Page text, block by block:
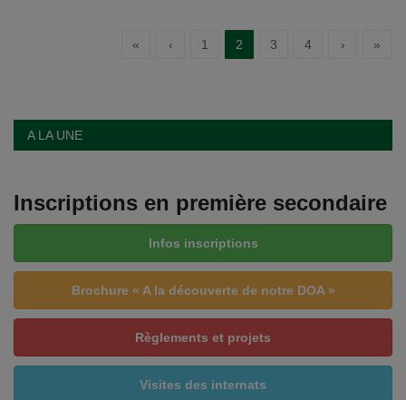
« ‹ 1 2 3 4 › »
A LA UNE
Inscriptions en première secondaire
Infos inscriptions
Brochure « A la découverte de notre DOA »
Règlements et projets
Visites des internats